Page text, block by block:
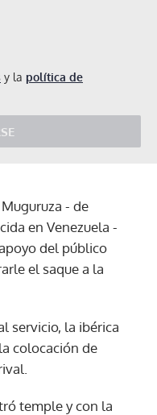
y la política de
- de
en Venezuela -
del público
el saque a la
servicio, la ibérica
colocación de
temple y con la